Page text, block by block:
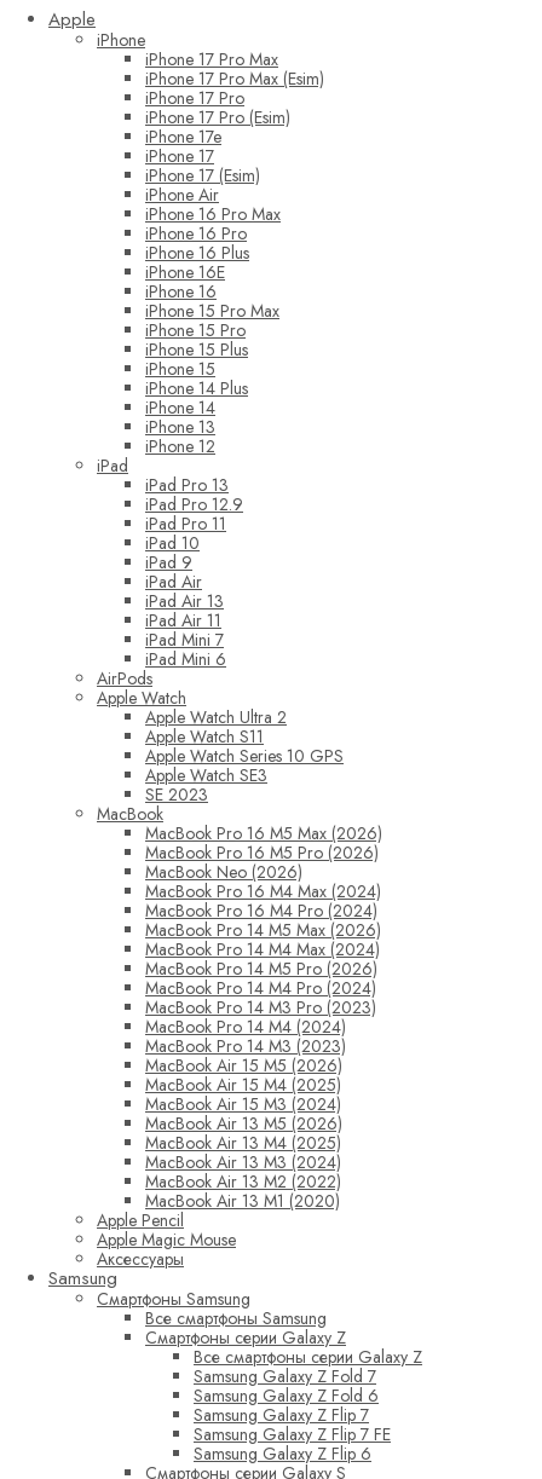
Apple
iPhone
iPhone 17 Pro Max
iPhone 17 Pro Max (Esim)
iPhone 17 Pro
iPhone 17 Pro (Esim)
iPhone 17e
iPhone 17
iPhone 17 (Esim)
iPhone Air
iPhone 16 Pro Max
iPhone 16 Pro
iPhone 16 Plus
iPhone 16E
iPhone 16
iPhone 15 Pro Max
iPhone 15 Pro
iPhone 15 Plus
iPhone 15
iPhone 14 Plus
iPhone 14
iPhone 13
iPhone 12
iPad
iPad Pro 13
iPad Pro 12.9
iPad Pro 11
iPad 10
iPad 9
iPad Air
iPad Air 13
iPad Air 11
iPad Mini 7
iPad Mini 6
AirPods
Apple Watch
Apple Watch Ultra 2
Apple Watch S11
Apple Watch Series 10 GPS
Apple Watch SE3
SE 2023
MacBook
MacBook Pro 16 M5 Max (2026)
MacBook Pro 16 M5 Pro (2026)
MacBook Neo (2026)
MacBook Pro 16 M4 Max (2024)
MacBook Pro 16 M4 Pro (2024)
MacBook Pro 14 M5 Max (2026)
MacBook Pro 14 M4 Max (2024)
MacBook Pro 14 M5 Pro (2026)
MacBook Pro 14 M4 Pro (2024)
MacBook Pro 14 M3 Pro (2023)
MacBook Pro 14 M4 (2024)
MacBook Pro 14 M3 (2023)
MacBook Air 15 M5 (2026)
MacBook Air 15 M4 (2025)
MacBook Air 15 M3 (2024)
MacBook Air 13 M5 (2026)
MacBook Air 13 M4 (2025)
MacBook Air 13 M3 (2024)
MacBook Air 13 M2 (2022)
MacBook Air 13 M1 (2020)
Apple Pencil
Apple Magic Mouse
Аксессуары
Samsung
Смартфоны Samsung
Все смартфоны Samsung
Смартфоны серии Galaxy Z
Все смартфоны серии Galaxy Z
Samsung Galaxy Z Fold 7
Samsung Galaxy Z Fold 6
Samsung Galaxy Z Flip 7
Samsung Galaxy Z Flip 7 FE
Samsung Galaxy Z Flip 6
Смартфоны серии Galaxy S